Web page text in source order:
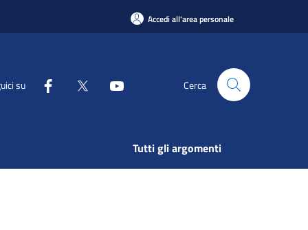
Accedi all'area personale
su Cerca
Tutti gli argomenti